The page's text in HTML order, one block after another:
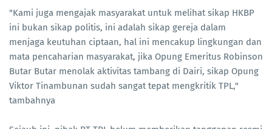
"Kami juga mengajak masyarakat untuk melihat sikap HKBP
ini bukan sikap politis, ini adalah sikap gereja dalam
menjaga keutuhan ciptaan, hal ini mencakup lingkungan dan
mata pencaharian masyarakat, jika Opung Emeritus Robinson
Butar Butar menolak aktivitas tambang di Dairi, sikap Opung
Viktor Tinambunan sudah sangat tepat mengkritik TPL,"
tambahnya